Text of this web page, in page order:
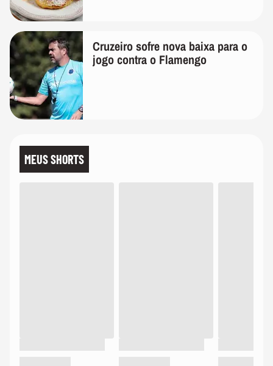
Cruzeiro sofre nova baixa para o
jogo contra o Flamengo
MEUS SHORTS